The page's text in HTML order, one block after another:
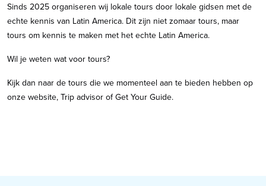
Sinds 2025 organiseren wij lokale tours door lokale gidsen met de
echte kennis van Latin America. Dit zijn niet zomaar tours, maar
tours om kennis te maken met het echte Latin America.
Wil je weten wat voor tours?
Kijk dan naar de tours die we momenteel aan te bieden hebben op
onze website, Trip advisor of Get Your Guide.